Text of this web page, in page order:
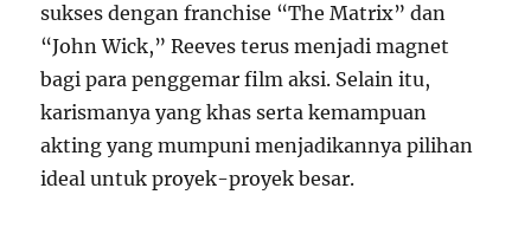
sukses dengan franchise “The Matrix” dan
“John Wick,” Reeves terus menjadi magnet
bagi para penggemar film aksi. Selain itu,
karismanya yang khas serta kemampuan
akting yang mumpuni menjadikannya pilihan
ideal untuk proyek-proyek besar.